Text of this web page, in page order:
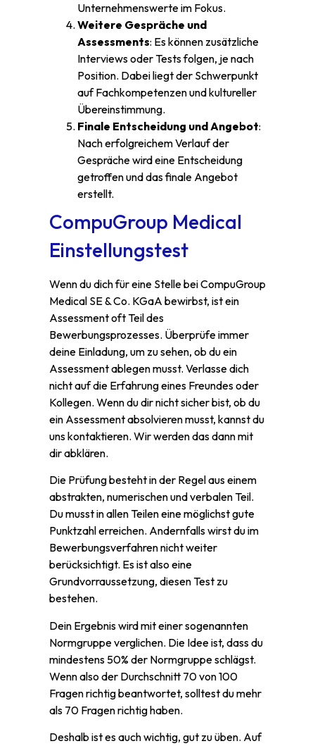
Unternehmenswerte im Fokus.
Weitere Gespräche und
Assessments: Es können zusätzliche
Interviews oder Tests folgen, je nach
Position. Dabei liegt der Schwerpunkt
auf Fachkompetenzen und kultureller
Übereinstimmung.
Finale Entscheidung und Angebot:
Nach erfolgreichem Verlauf der
Gespräche wird eine Entscheidung
getroffen und das finale Angebot
erstellt.
CompuGroup Medical
Einstellungstest
Wenn du dich für eine Stelle bei CompuGroup
Medical SE & Co. KGaA bewirbst, ist ein
Assessment oft Teil des
Bewerbungsprozesses. Überprüfe immer
deine Einladung, um zu sehen, ob du ein
Assessment ablegen musst. Verlasse dich
nicht auf die Erfahrung eines Freundes oder
Kollegen. Wenn du dir nicht sicher bist, ob du
ein Assessment absolvieren musst, kannst du
uns kontaktieren. Wir werden das dann mit
dir abklären.
Die Prüfung besteht in der Regel aus einem
abstrakten, numerischen und verbalen Teil.
Du musst in allen Teilen eine möglichst gute
Punktzahl erreichen. Andernfalls wirst du im
Bewerbungsverfahren nicht weiter
berücksichtigt. Es ist also eine
Grundvorraussetzung, diesen Test zu
bestehen.
Dein Ergebnis wird mit einer sogenannten
Normgruppe verglichen. Die Idee ist, dass du
mindestens 50% der Normgruppe schlägst.
Wenn also der Durchschnitt 70 von 100
Fragen richtig beantwortet, solltest du mehr
als 70 Fragen richtig haben.
Deshalb ist es auch wichtig, gut zu üben. Auf